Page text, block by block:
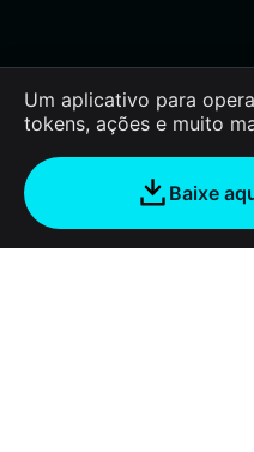
Um aplicativo para
tokens, ações e muito
Baixe